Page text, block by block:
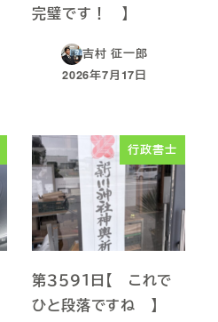
完璧です！ 】
吉村 征一郎
投稿日
2026年7月17日
行政書士
第３５９１日【 これで
ひと段落ですね 】